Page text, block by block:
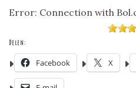
Error: Connection with
Delen:
Facebook X